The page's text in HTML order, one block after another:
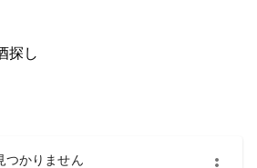
探し
つかりません